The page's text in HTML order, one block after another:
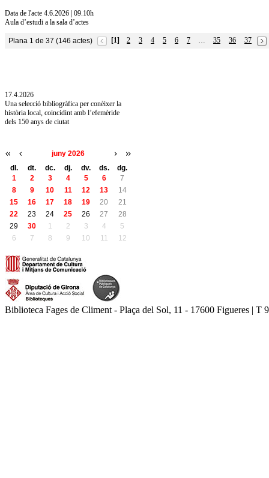
Data de l'acte 4.6.2026 | 09.10h
Aula d’estudi a la sala d’actes
Plana 1 de 37 (146 actes) [1] 2 3 4 5 6 7 … 35 36
37
17.4.2026
Una selecció bibliogràfica per conèixer la
història local, coincidint amb l’efemèride
dels 150 anys de ciutat
juny 2026
dl.
dt. dc. dj. dv. ds.
dg.
1
2 3 4 5 6
7
8
9 10 11 12 13
14
15
16 17 18 19 20
21
22
23 24 25 26 27
28
29
30 1 2 3 4
5
6
7 8 9 10 11 12
Biblioteca Fages de Climent - Plaça del Sol, 11 - 17600 Figueres |